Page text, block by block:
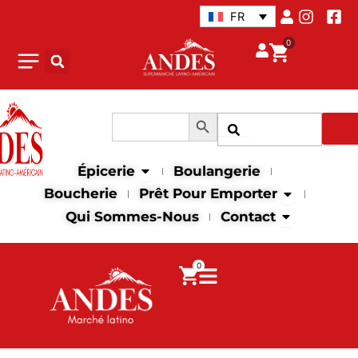
FR
0
Search
Search Button
Épicerie Open Épicerie
Boulangerie
Boucherie
Prêt Pour Emporter Open Prêt
Qui Sommes-Nous Contact Open
0